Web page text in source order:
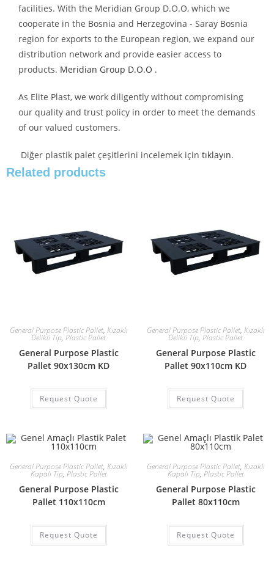
facilities. With the Meridian Group D.O.O, which we
cooperate in the Bosnia and Herzegovina - Saray Bosnia
region for exports to the European region, we expand our
distribution network and provide easier access to
products. Meridian Group D.O.O .
As Elite Plast, we work diligently without compromising
our quality and trust policy in order to meet the demands
of our valued customers.
Diğer plastik palet çeşitlerini incelemek için tıklayın.
Related products
General Purpose Plastic Pallet, Kızaklı
Delikli Tip, Plastic Pallet
General Purpose Plastic
Pallet 90x130cm KD
Request Quote
General Purpose Plastic Pallet, Kızaklı
Delikli Tip, Plastic Pallet
General Purpose Plastic
Pallet 90x110cm KD
Request Quote
General Purpose Plastic Pallet, Kızaklı
Kapalı Tip, Plastic Pallet
General Purpose Plastic
Pallet 110x110cm
Request Quote
General Purpose Plastic Pallet, Kızaklı
Kapalı Tip, Plastic Pallet
General Purpose Plastic
Pallet 80x110cm
Request Quote